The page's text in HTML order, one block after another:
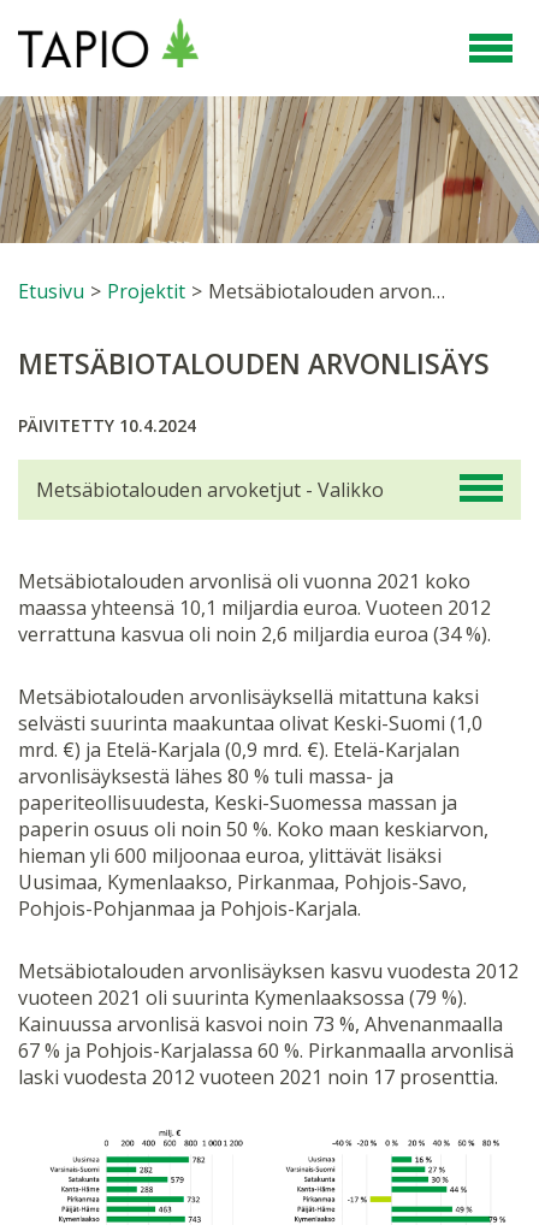
Etusivu > Projektit > Metsäbiotalouden arvonlisäys
METSÄBIOTALOUDEN ARVONLISÄYS
PÄIVITETTY 10.4.2024
Metsäbiotalouden arvonlisä oli vuonna 2021 koko
maassa yhteensä 10,1 miljardia euroa. Vuoteen 2012
verrattuna kasvua oli noin 2,6 miljardia euroa (34 %).
Metsäbiotalouden arvonlisäyksellä mitattuna kaksi
selvästi suurinta maakuntaa olivat Keski-Suomi (1,0
mrd. €) ja Etelä-Karjala (0,9 mrd. €). Etelä-Karjalan
arvonlisäyksestä lähes 80 % tuli massa- ja
paperiteollisuudesta, Keski-Suomessa massan ja
paperin osuus oli noin 50 %. Koko maan keskiarvon,
hieman yli 600 miljoonaa euroa, ylittävät lisäksi
Uusimaa, Kymenlaakso, Pirkanmaa, Pohjois-Savo,
Pohjois-Pohjanmaa ja Pohjois-Karjala.
Metsäbiotalouden arvonlisäyksen kasvu vuodesta 2012
vuoteen 2021 oli suurinta Kymenlaaksossa (79 %).
Kainuussa arvonlisä kasvoi noin 73 %, Ahvenanmaalla
67 % ja Pohjois-Karjalassa 60 %. Pirkanmaalla arvonlisä
laski vuodesta 2012 vuoteen 2021 noin 17 prosenttia.
Metsäbiotalouden arvoketjut - Valikko